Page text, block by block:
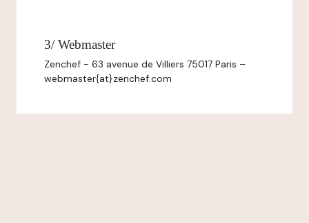
3/ Webmaster
Zenchef - 63 avenue de Villiers 75017 Paris –
webmaster{at}zenchef.com